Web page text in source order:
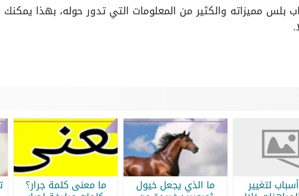
بلس مميزاته والكثير من المعلومات التي تدور حوله، بهذا يمكنك
أبرز 3 أسباب لتغيير ما الذي يجعل خيول ما معنى كلمة جرار؟